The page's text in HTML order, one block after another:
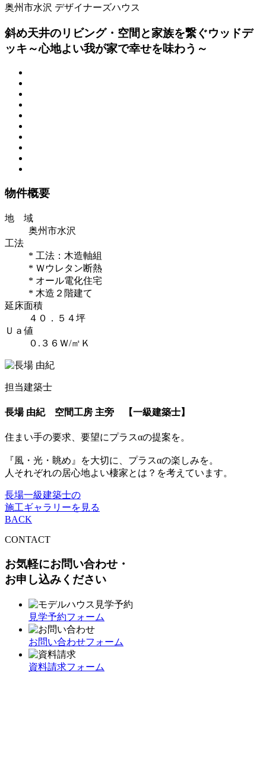
奥州市水沢 デザイナーズハウス
斜め天井のリビング・空間と家族を繋ぐウッドデ
ッキ～心地よい我が家で幸せを味わう～
物件概要
地 域
奥州市水沢
工法
* 工法：木造軸組
* Ｗウレタン断熱
* オール電化住宅
* 木造２階建て
延床面積
４０．５４坪
Ｕａ値
０.３６Ｗ/㎡Ｋ
担当建築士
長場 由紀 空間工房 主旁 【一級建築士】
住まい手の要求、要望にプラスαの提案を。
『風・光・眺め』を大切に、プラスαの楽しみを。
人それぞれの居心地よい棲家とは？を考えています。
長場一級建築士の
施工ギャラリーを見る
BACK
CONTACT
お気軽にお問い合わせ・
お申し込みください
見学予約フォーム
お問い合わせフォーム
資料請求フォーム